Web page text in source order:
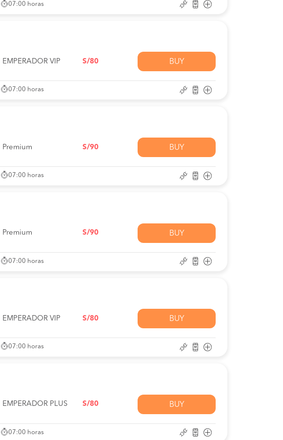
07:00 horas
EMPERADOR VIP S/80 BUY
07:00 horas
Premium S/90 BUY
07:00 horas
Premium S/90 BUY
07:00 horas
EMPERADOR VIP S/80 BUY
07:00 horas
EMPERADOR PLUS S/80 BUY
07:00 horas